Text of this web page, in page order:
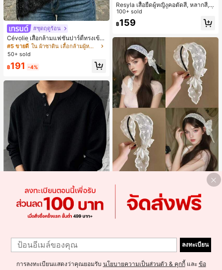
#ชุดฤดูร้อน
Cévolie เสื้อกล้ามแฟชั่นปาร์ตี้ทรงเข้า
รูป เซ็กซี่ คอเดรป คอคาวล์ จับย่น แต่ง
ลูกไม้ ดีไซน์ต่อผ้า เปิดหลัง แขนกุด
#5 ขายดี
ใน ผ้าซาติน เสื้อกล้ามผู้หญิง & Camis
50+ sold
฿191 -4%
Save ฿14
Blueprint Man เสื้อยืดผู้ชาย 1 ชิ้น คอเ
ฮนลีย์ ผ้าถักลายวาฟเฟิล คอวีเล็ก ทรงห
ลวม บาง ระบายอากาศได้ดี ใส่สบาย มี
กระดุม สไตล์ Old Money ทรงยุโรป ไซ
ส์ใหญ่กว่าปกติ กรุณาเลือกไซส์เล็กลงเพื่
#1 ขายดี ใน มีรอยบาก เสื้อยืดผู้ชาย
275 -5%
Resyla เสื้อยืดผู้หญิงคอตัดสี, หลากสี, ล
ายพิมพ์แมวน่ารัก, เสื้อสำหรับออกไปเที่
ยวฤดูร้อน, ดีไซน์กราฟิก, ความรู้สึกพรีเ
มียม, ลำลองอเนกประสงค์, สวมใส่ประ
เสื้อผ้ากลางแจ้ง
100+ sold
฿159
2ชิ้น/1ชิ้น ที่คาดผมโบว์ลูกไม้ มงกุฎสูง
แถบกว้าง สีดำ สีขาว สำหรับใส่ประจำ
วัน กิ๊บติดผม ยางรัดผม (ลายปักดอกไม้
จัดวางแบบสุ่ม)
#1 ขายดี
ใน โพลีเอสเตอร์ ที่คาดผม
900+ sold
49
1
ลงทะเบียน
การลงทะเบียนแสดงว่าคุณยอมรับ นโยบายความเป็นส่วนตัว & คุกกี้และ ข้อ